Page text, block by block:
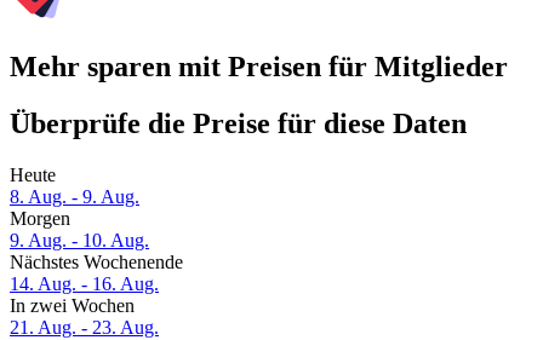
Mehr sparen mit Preisen für Mitglieder
Überprüfe die Preise für diese Daten
Heute
8. Aug. - 9. Aug.
Morgen
9. Aug. - 10. Aug.
Nächstes Wochenende
14. Aug. - 16. Aug.
In zwei Wochen
21. Aug. - 23. Aug.